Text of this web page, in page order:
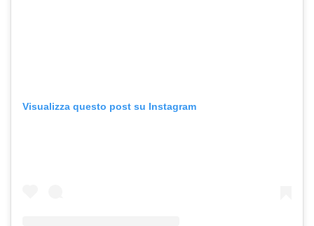
Visualizza questo post su Instagram